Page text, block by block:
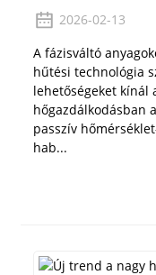
2026-02-13
A fázisváltó
hűtési technológia
lehetőségeket kínál
hőgazdálkodásban
passzív
hab...